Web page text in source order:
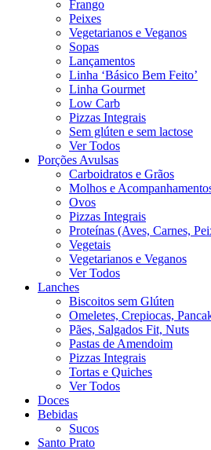
Frango
Peixes
Vegetarianos e Veganos
Sopas
Lançamentos
Linha ‘Básico Bem Feito’
Linha Gourmet
Low Carb
Pizzas Integrais
Sem glúten e sem lactose
Ver Todos
Porções Avulsas
Carboidratos e Grãos
Molhos e
Ovos
Pizzas Integrais
Proteínas (Aves, Carnes,
Vegetais
Vegetarianos e Veganos
Ver Todos
Lanches
Biscoitos sem Glúten
Omeletes, Crepiocas,
Pães, Salgados Fit, Nuts
Pastas de Amendoim
Pizzas Integrais
Tortas e Quiches
Ver Todos
Doces
Bebidas
Sucos
Santo Prato